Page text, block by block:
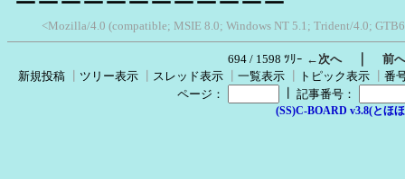
<Mozilla/4.0 (compatible; MSIE 8.0; Windows NT 5.1; Trident/4.0;
694 / 1598 ﾂﾘｰ ←次へ｜ 前
新規投稿
ツリー表示 スレッド表示 一覧表示 トピック表示
番
ページ：
記事番号：
(SS)C-BOARD v3.8(とほ